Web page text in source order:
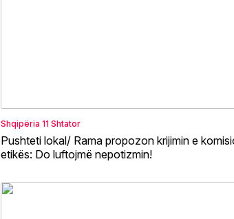
Shqipëria 11 Shtator
Pushteti lokal/ Rama propozon krijimin e
etikës: Do luftojmë nepotizmin!